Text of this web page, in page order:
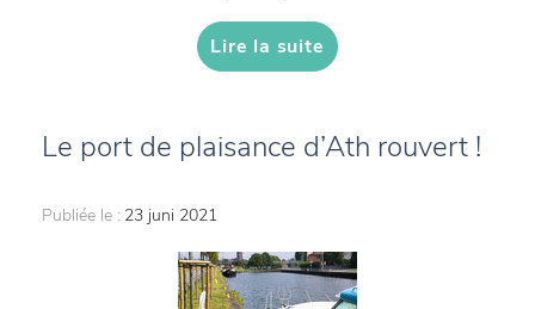
Lire la suite
Le port de plaisance d’Ath rouvert !
Publiée le : 23 juni 2021